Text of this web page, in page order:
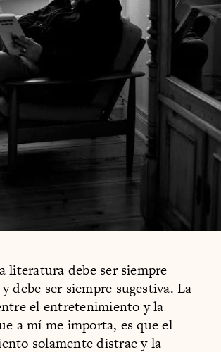
literatura debe ser siempre
debe ser siempre sugestiva. La
el entretenimiento y la
a mí me importa, es que el
solamente distrae y la